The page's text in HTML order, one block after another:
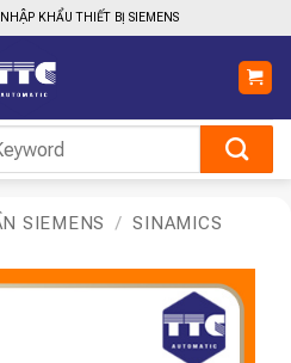
KHẨU THIẾT BỊ SIEMENS
SIEMENS / SINAMICS